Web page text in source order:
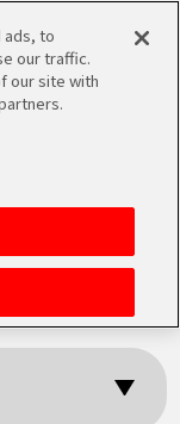
MEN
検
ads, to
our traffic.
our site with